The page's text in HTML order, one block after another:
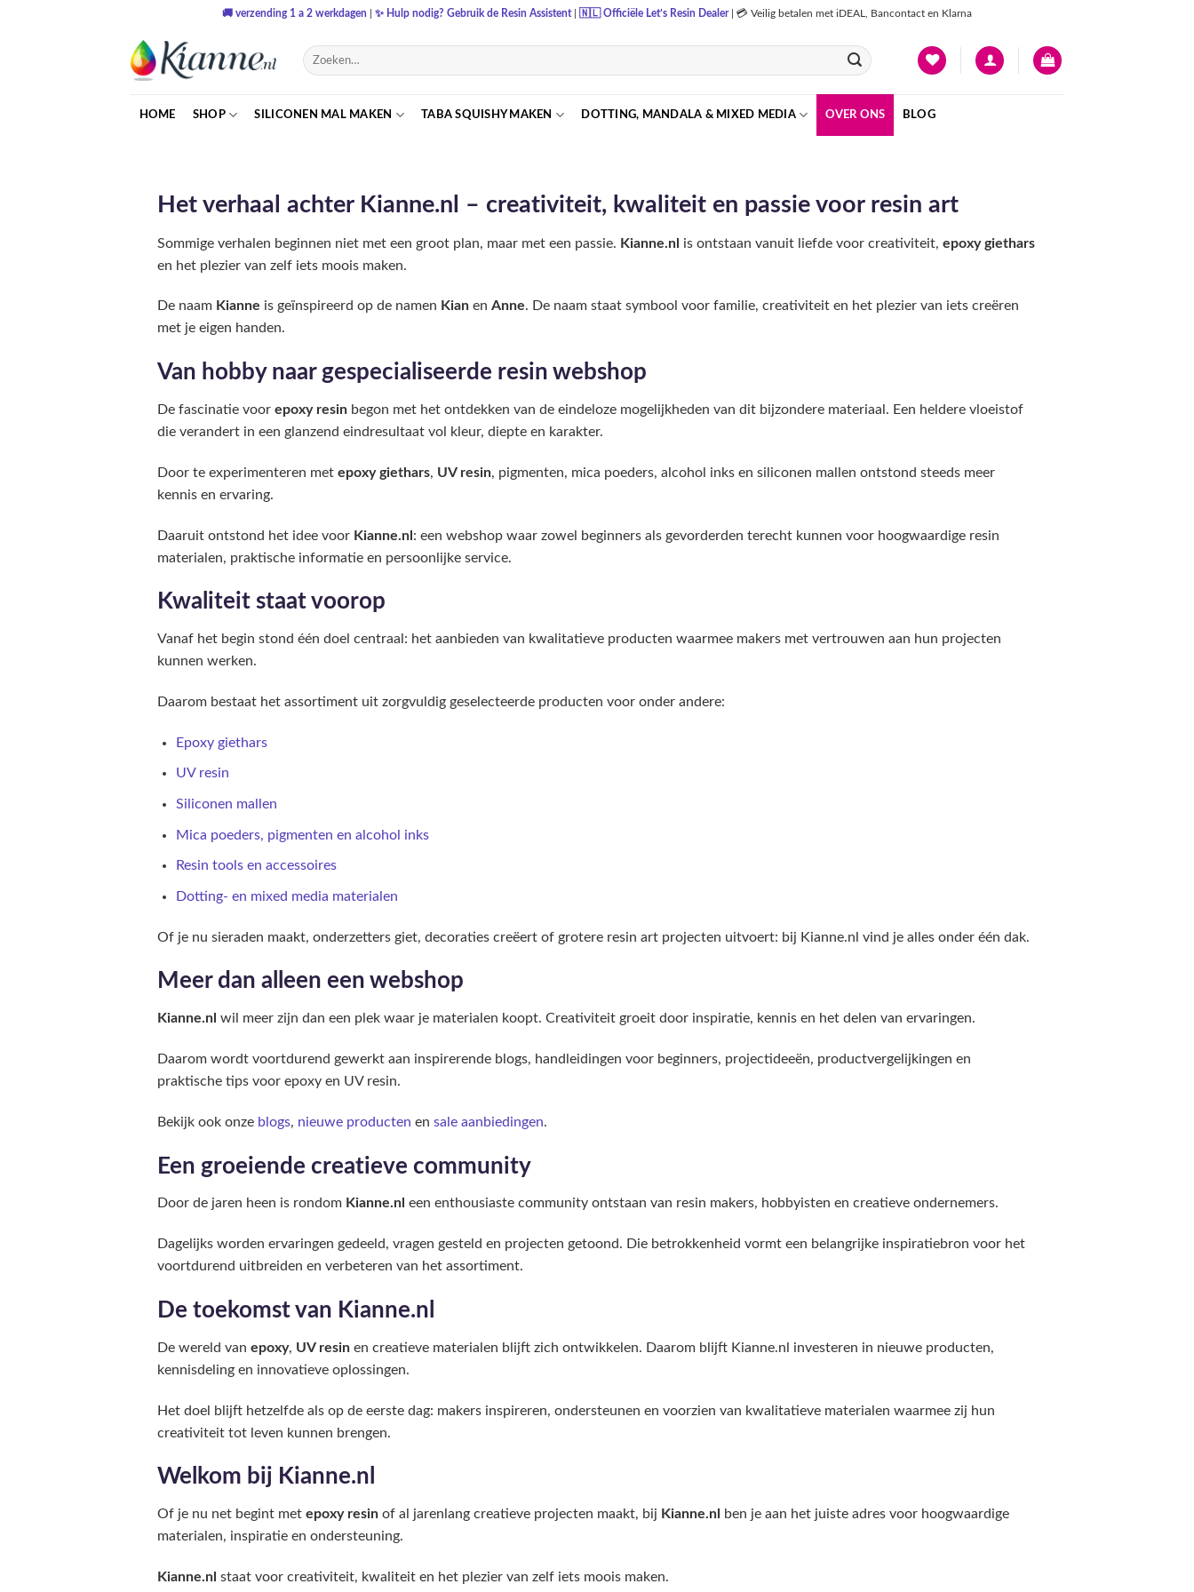
🚚 verzending 1 a 2 werkdagen ✨ Hulp nodig? Gebruik de Resin Assistent 🇳🇱Officiële Let’s Resin Dealer 💳 Veilig betalen met iDEAL, Bancontact en Klarna
Zoeken
naar:
HOME SHOP SILICONEN MAL MAKEN TABA SQUISHY MAKEN DOTTING, MANDALA & MIXED MEDIA OVER ONS BLOG
Het verhaal achter Kianne.nl – creativiteit, kwaliteit en passie voor resin art
Sommige verhalen beginnen niet met een groot plan, maar met een passie. Kianne.nl is ontstaan vanuit liefde voor creativiteit, epoxy giethars
en het plezier van zelf iets moois maken.
De naam Kianne is geïnspireerd op de namen Kian en Anne. De naam staat symbool voor familie, creativiteit en het plezier van iets creëren
met je eigen handen.
Van hobby naar gespecialiseerde resin webshop
De fascinatie voor epoxy resin begon met het ontdekken van de eindeloze mogelijkheden van dit bijzondere materiaal. Een heldere vloeistof
die verandert in een glanzend eindresultaat vol kleur, diepte en karakter.
Door te experimenteren met epoxy giethars, UV resin, pigmenten, mica poeders, alcohol inks en siliconen mallen ontstond steeds meer
kennis en ervaring.
Daaruit ontstond het idee voor Kianne.nl: een webshop waar zowel beginners als gevorderden terecht kunnen voor hoogwaardige resin
materialen, praktische informatie en persoonlijke service.
Kwaliteit staat voorop
Vanaf het begin stond één doel centraal: het aanbieden van kwalitatieve producten waarmee makers met vertrouwen aan hun projecten
kunnen werken.
Daarom bestaat het assortiment uit zorgvuldig geselecteerde producten voor onder andere:
Epoxy giethars
UV resin
Siliconen mallen
Mica poeders, pigmenten en alcohol inks
Resin tools en accessoires
Dotting- en mixed media materialen
Of je nu sieraden maakt, onderzetters giet, decoraties creëert of grotere resin art projecten uitvoert: bij Kianne.nl vind je alles onder één dak.
Meer dan alleen een webshop
Kianne.nl wil meer zijn dan een plek waar je materialen koopt. Creativiteit groeit door inspiratie, kennis en het delen van ervaringen.
Daarom wordt voortdurend gewerkt aan inspirerende blogs, handleidingen voor beginners, projectideeën, productvergelijkingen en
praktische tips voor epoxy en UV resin.
Bekijk ook onze blogs, nieuwe producten en sale aanbiedingen.
Een groeiende creatieve community
Door de jaren heen is rondom Kianne.nl een enthousiaste community ontstaan van resin makers, hobbyisten en creatieve ondernemers.
Dagelijks worden ervaringen gedeeld, vragen gesteld en projecten getoond. Die betrokkenheid vormt een belangrijke inspiratiebron voor het
voortdurend uitbreiden en verbeteren van het assortiment.
De toekomst van Kianne.nl
De wereld van epoxy, UV resin en creatieve materialen blijft zich ontwikkelen. Daarom blijft Kianne.nl investeren in nieuwe producten,
kennisdeling en innovatieve oplossingen.
Het doel blijft hetzelfde als op de eerste dag: makers inspireren, ondersteunen en voorzien van kwalitatieve materialen waarmee zij hun
creativiteit tot leven kunnen brengen.
Welkom bij Kianne.nl
Of je nu net begint met epoxy resin of al jarenlang creatieve projecten maakt, bij Kianne.nl
ben je aan het juiste adres voor hoogwaardige
materialen, inspiratie en ondersteuning.
Kianne.nl staat voor creativiteit, kwaliteit en het plezier van zelf iets moois maken.